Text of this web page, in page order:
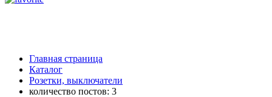
Главная страница
Каталог
Розетки, выключатели
количество постов: 3